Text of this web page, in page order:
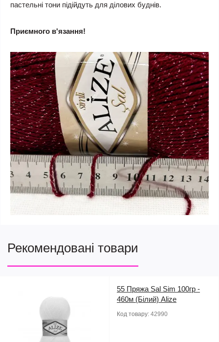
пастельні тони підійдуть для ділових буднів.
Приємного в'язання!
Рекомендовані товари
55 Пряжа Sal Sim 100гр -
460м (Білий) Alize
Код товару: 42990